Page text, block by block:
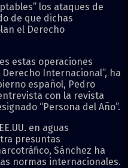
los ataques de
de que dichas
el Derecho
estas operaciones
Internacional”, ha
español, Pedro
con la revista
“Persona del Año”.
en aguas
presuntas
Sánchez ha
normas internacionales.